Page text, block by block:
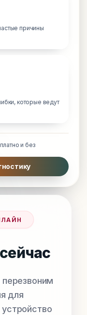
причины
которые ведут
и без
для